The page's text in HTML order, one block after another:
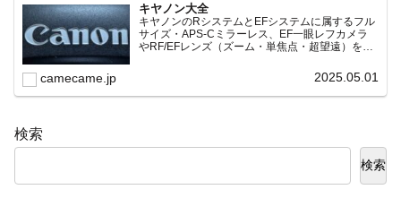
キヤノン大全
キヤノンのRシステムとEFシステムに属するフル
サイズ・APS-Cミラーレス、EF一眼レフカメラ
やRF/EFレンズ（ズーム・単焦点・超望遠）をカ
常に機種の内部リンク設計で回遊性向上と快適表
camecame.jp 2025.05.01
検索
検索